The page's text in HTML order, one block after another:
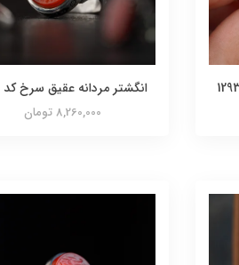
انگشتر مردانه عقیق سرخ کد 1289
8,260,000 تومان